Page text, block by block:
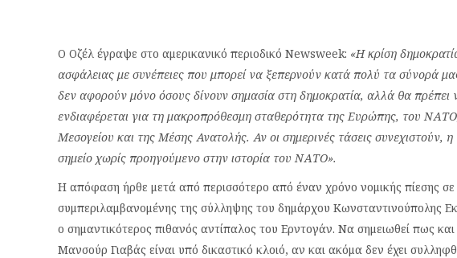
Ο Οζέλ έγραψε στο αμερικανικό περιοδικό Newsweek: «Η κρίση
ασφάλειας με συνέπειες που μπορεί να ξεπερνούν κατά πολύ τα σύνορά
δεν αφορούν μόνο όσους δίνουν σημασία στη δημοκρατία, αλλά θα
ενδιαφέρεται για τη μακροπρόθεσμη σταθερότητα της Ευρώπης, του
Μεσογείου και της Μέσης Ανατολής. Αν οι σημερινές τάσεις συνεχιστούν,
σημείο χωρίς προηγούμενο στην ιστορία του ΝΑΤΟ».
Η απόφαση ήρθε μετά από περισσότερο από έναν χρόνο νομικής πίεσης σε
συμπεριλαμβανομένης της σύλληψης του δημάρχου Κωνσταντινούπολης
ο σημαντικότερος πιθανός αντίπαλος του Ερντογάν. Να σημειωθεί πως
Μανσούρ Γιαβάς είναι υπό δικαστικό κλοιό, αν και ακόμα δεν έχει